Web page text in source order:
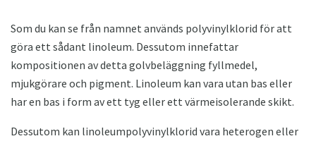
Som du kan se från namnet används polyvinylklorid för att
göra ett sådant linoleum. Dessutom innefattar
kompositionen av detta golvbeläggning fyllmedel,
mjukgörare och pigment. Linoleum kan vara utan bas eller
har en bas i form av ett tyg eller ett värmeisolerande skikt.
Dessutom kan linoleumpolyvinylklorid vara heterogen eller